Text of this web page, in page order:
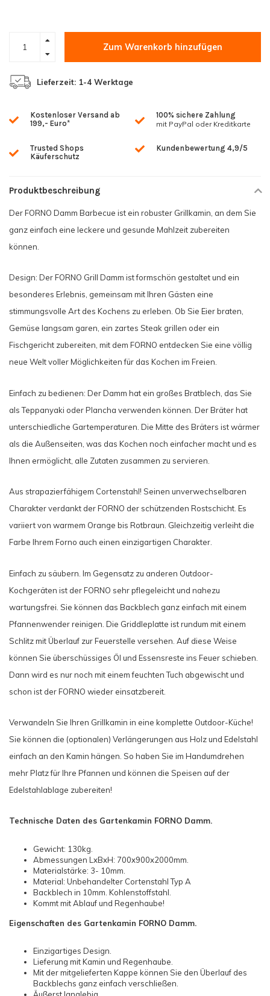
Zum Warenkorb hinzufügen
Lieferzeit: 1-4 Werktage
Kostenloser Versand ab
199,- Euro*
100% sichere Zahlung
mit PayPal oder Kreditkarte
Trusted Shops
Käuferschutz
Kundenbewertung 4,9/5
Produktbeschreibung
Der FORNO Damm Barbecue ist ein robuster Grillkamin, an dem Sie
ganz einfach eine leckere und gesunde Mahlzeit zubereiten
können.
Design: Der FORNO Grill Damm ist formschön gestaltet und ein
besonderes Erlebnis, gemeinsam mit Ihren Gästen eine
stimmungsvolle Art des Kochens zu erleben. Ob Sie Eier braten,
Gemüse langsam garen, ein zartes Steak grillen oder ein
Fischgericht zubereiten, mit dem FORNO entdecken Sie eine völlig
neue Welt voller Möglichkeiten für das Kochen im Freien.
Einfach zu bedienen: Der Damm hat ein großes Bratblech, das Sie
als Teppanyaki oder Plancha verwenden können. Der Bräter hat
unterschiedliche Gartemperaturen. Die Mitte des Bräters ist wärmer
als die Außenseiten, was das Kochen noch einfacher macht und es
Ihnen ermöglicht, alle Zutaten zusammen zu servieren.
Aus strapazierfähigem Cortenstahl! Seinen unverwechselbaren
Charakter verdankt der FORNO der schützenden Rostschicht. Es
variiert von warmem Orange bis Rotbraun. Gleichzeitig verleiht die
Farbe Ihrem Forno auch einen einzigartigen Charakter.
Einfach zu säubern. Im Gegensatz zu anderen Outdoor-
Kochgeräten ist der FORNO sehr pflegeleicht und nahezu
wartungsfrei. Sie können das Backblech ganz einfach mit einem
Pfannenwender reinigen. Die Griddleplatte ist rundum mit einem
Schlitz mit Überlauf zur Feuerstelle versehen. Auf diese Weise
können Sie überschüssiges Öl und Essensreste ins Feuer schieben.
Dann wird es nur noch mit einem feuchten Tuch abgewischt und
schon ist der FORNO wieder einsatzbereit.
Verwandeln Sie Ihren Grillkamin in eine komplette Outdoor-Küche!
Sie können die (optionalen) Verlängerungen aus Holz und Edelstahl
einfach an den Kamin hängen. So haben Sie im Handumdrehen
mehr Platz für Ihre Pfannen und können die Speisen auf der
Edelstahlablage zubereiten!
Technische Daten des Gartenkamin FORNO Damm.
Gewicht: 130kg.
Abmessungen LxBxH: 700x900x2000mm.
Materialstärke: 3- 10mm.
Material: Unbehandelter Cortenstahl Typ A
Backblech in 10mm. Kohlenstoffstahl.
Kommt mit Ablauf und Regenhaube!
Eigenschaften des Gartenkamin FORNO Damm.
Einzigartiges Design.
Lieferung mit Kamin und Regenhaube.
Mit der mitgelieferten Kappe können Sie den Überlauf des
Backblechs ganz einfach verschließen.